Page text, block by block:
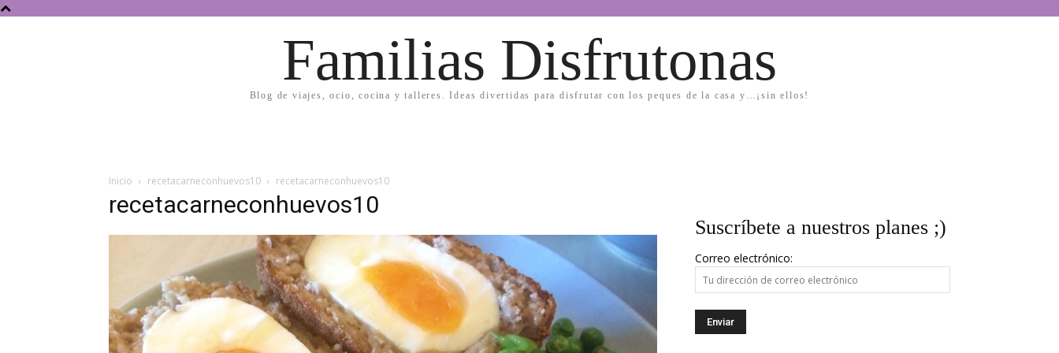
Familias Disfrutonas
Blog de viajes, ocio, cocina y talleres. Ideas divertidas para disfrutar con los peques de la casa y…¡sin ellos!
Inicio recetacarneconhuevos10 recetacarneconhuevos10
recetacarneconhuevos10
Suscríbete a nuestros planes ;)
Correo electrónico: